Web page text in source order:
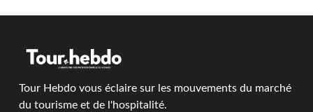
Tour Hebdo vous éclaire sur les mouvements du marché
du tourisme et de l'hospitalité.